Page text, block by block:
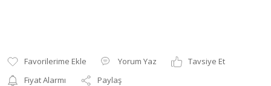
Yorum Yaz
Tavsiye Et
Fiyat Alarmı
Paylaş